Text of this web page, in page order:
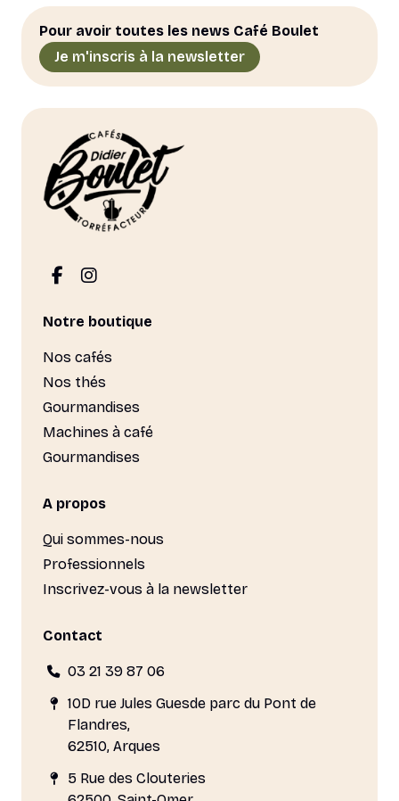
Pour avoir toutes les news Café Boulet
Je m'inscris à la newsletter
Notre boutique
Nos cafés
Nos thés
Gourmandises
Machines à café
Gourmandises
A propos
Qui sommes-nous
Professionnels
Inscrivez-vous à la newsletter
Contact
03 21 39 87 06
10D rue Jules Guesde parc du Pont de
Flandres,
62510, Arques
5 Rue des Clouteries